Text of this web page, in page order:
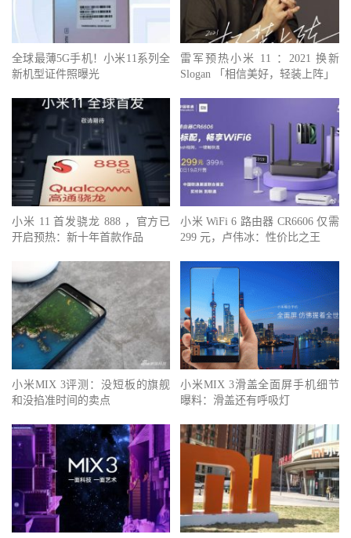
全球最薄5G手机！小米11系列全
新机型证件照曝光
雷军预热小米 11 ：2021 换新
Slogan 「相信美好，轻装上阵」
小米 11 首发骁龙 888 ，官方已
开启预热：新十年首款作品
小米 WiFi 6 路由器 CR6606 仅需
299 元，卢伟冰：性价比之王
小米MIX 3评测：没短板的旗舰
和没掐准时间的卖点
小米MIX 3滑盖全面屏手机细节
曝料：滑盖还有呼吸灯